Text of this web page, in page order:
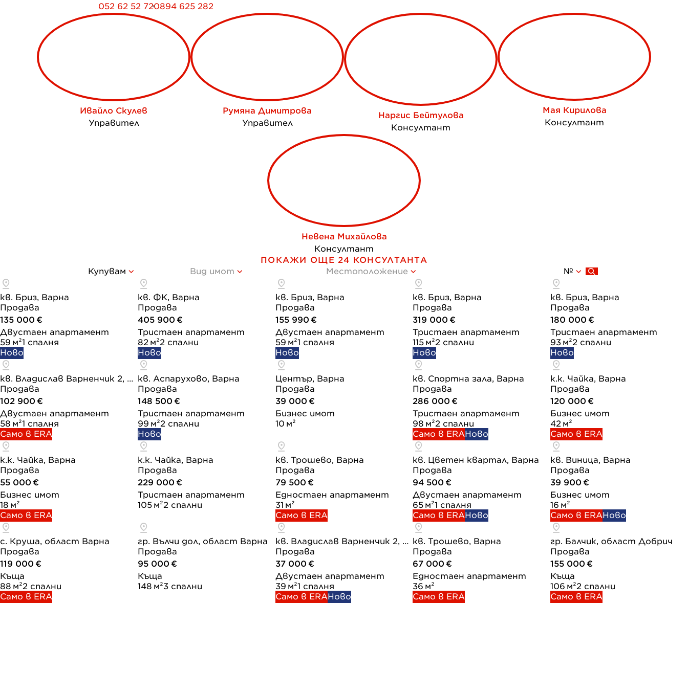
052 62 52 720894 625 282
Ивайло Скулев
Управител
Румяна Димитрова
Управител
Наргис Бейтулова
Консултант
Мая Кирилова
Консултант
Невена Михайлова
Консултант
ПОКАЖИ ОЩЕ 24 КОНСУЛТАНТА
Купувам
Вид имот Местоположение №
кв. Бриз, Варна
Продава
135 000 €
Двустаен апартамент
59 м²1 спалня
Ново
кв. ФК, Варна
Продава
405 900 €
Тристаен апартамент
82 м²2 спални
Ново
кв. Бриз, Варна
Продава
155 990 €
Двустаен апартамент
59 м²1 спалня
Ново
кв. Бриз, Варна
Продава
319 000 €
Тристаен апартамент
115 м²2 спални
Ново
кв. Бриз, Варна
Продава
180 000 €
Тристаен апартамент
93 м²2 спални
Ново
кв. Владислав Варненчик 2, Варна
Продава
102 900 €
Двустаен апартамент
58 м²1 спалня
Само в ERA
кв. Аспарухово, Варна
Продава
148 500 €
Тристаен апартамент
99 м²2 спални
Ново
Център, Варна
Продава
39 000 €
Бизнес имот
10 м²
кв. Спортна зала, Варна
Продава
286 000 €
Тристаен апартамент
98 м²2 спални
Само в ERAНово
к.к. Чайка, Варна
Продава
120 000 €
Бизнес имот
42 м²
Само в ERA
к.к. Чайка, Варна
Продава
55 000 €
Бизнес имот
18 м²
Само в ERA
к.к. Чайка, Варна
Продава
229 000 €
Тристаен апартамент
105 м²2 спални
кв. Трошево, Варна
Продава
79 500 €
Едностаен апартамент
31 м²
Само в ERA
кв. Цветен квартал, Варна
Продава
94 500 €
Двустаен апартамент
65 м²1 спалня
Само в ERAНово
кв. Виница, Варна
Продава
39 900 €
Бизнес имот
16 м²
Само в ERAНово
с. Круша, област Варна
Продава
119 000 €
Къща
88 м²2 спални
Само в ERA
гр. Вълчи дол, област Варна
Продава
95 000 €
Къща
148 м²3 спални
кв. Владислав Варненчик 2, Варна
Продава
37 000 €
Двустаен апартамент
39 м²1 спалня
Само в ERAНово
кв. Трошево, Варна
Продава
67 000 €
Едностаен апартамент
36 м²
Само в ERA
гр. Балчик, област Добрич
Продава
155 000 €
Къща
106 м²2 спални
Само в ERA